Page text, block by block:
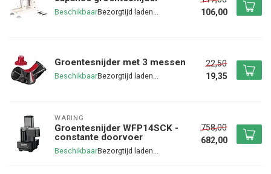
Beschikbaar
106,00
Groentesnijder met 3 messen
Beschikbaar
22,50
19,35
WARING
Groentesnijder WFP14SCK -
constante doorvoer
Beschikbaar
758,00
682,00